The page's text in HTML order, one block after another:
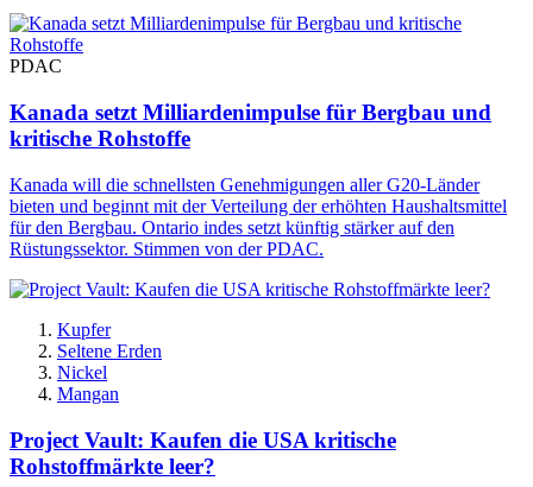
PDAC
Kanada setzt Milliardenimpulse für Bergbau und
kritische Rohstoffe
Kanada will die schnellsten Genehmigungen aller G20-Länder
bieten und beginnt mit der Verteilung der erhöhten Haushaltsmittel
für den Bergbau. Ontario indes setzt künftig stärker auf den
Rüstungssektor. Stimmen von der PDAC.
Kupfer
Seltene Erden
Nickel
Mangan
Project Vault: Kaufen die USA kritische
Rohstoffmärkte leer?